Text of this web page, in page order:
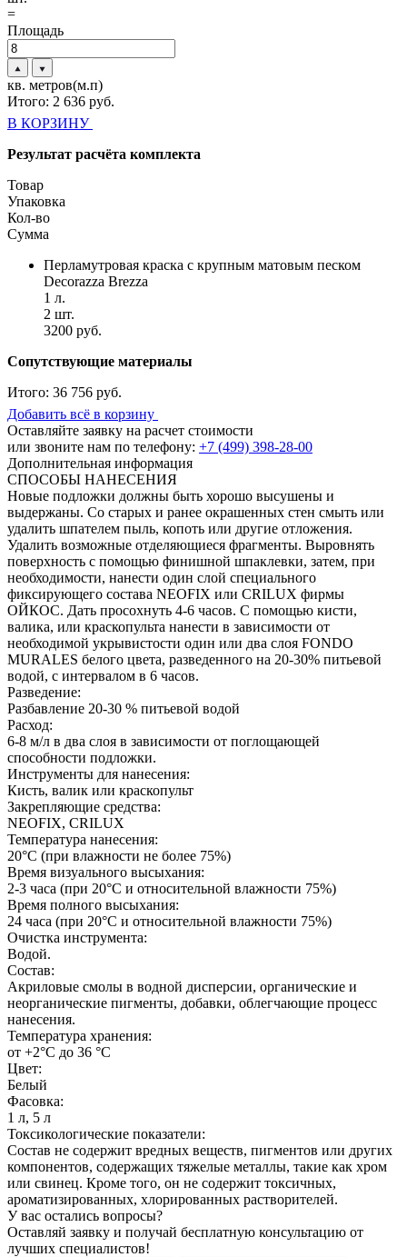
=
Площадь
кв. метров(м.п)
Итого: 2 636 руб.
В КОРЗИНУ
Результат расчёта комплекта
Товар
Упаковка
Кол-во
Сумма
Перламутровая краска с крупным матовым песком
Decorazza Brezza
1 л.
2 шт.
3200 руб.
Сопутствующие материалы
Итого: 36 756 руб.
Добавить всё в корзину
Оставляйте заявку на расчет стоимости
или звоните нам по телефону: +7 (499) 398-28-00
Дополнительная информация
СПОСОБЫ НАНЕСЕНИЯ
Новые подложки должны быть хорошо высушены и
выдержаны. Со старых и ранее окрашенных стен смыть или
удалить шпателем пыль, копоть или другие отложения.
Удалить возможные отделяющиеся фрагменты. Выровнять
поверхность c помощью финишной шпаклевки, затем, при
необходимости, нанести один слой специального
фиксирующего состава NEOFIX или CRILUX фирмы
ОЙКОС. Дать просохнуть 4-6 часов. С помощью кисти,
валика, или краскопульта нанести в зависимости от
необходимой укрывистости один или два слоя FONDO
MURALES белого цвета, разведенного на 20-30% питьевой
водой, с интервалом в 6 часов.
Разведение:
Разбавление 20-30 % питьевой водой
Расход:
6-8 м/л в два слоя в зависимости от поглощающей
способности подложки.
Инструменты для нанесения:
Кисть, валик или краскопульт
Закрепляющие средства:
NEOFIX, CRILUX
Температура нанесения:
20°С (при влажности не более 75%)
Время визуального высыхания:
2-3 часа (при 20°С и относительной влажности 75%)
Время полного высыхания:
24 часа (при 20°С и относительной влажности 75%)
Очистка инструмента:
Водой.
Состав:
Акриловые смолы в водной дисперсии, органические и
неорганические пигменты, добавки, облегчающие процесс
нанесения.
Температура хранения:
от +2°С до 36 °С
Цвет:
Белый
Фасовка:
1 л, 5 л
Токсикологические показатели:
Состав не содержит вредных веществ, пигментов или других
компонентов, содержащих тяжелые металлы, такие как хром
или свинец. Кроме того, он не содержит токсичных,
ароматизированных, хлорированных растворителей.
У вас остались вопросы?
Оставляй заявку и получай бесплатную консультацию от
лучших специалистов!